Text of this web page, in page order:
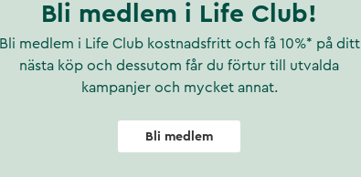
Bli medlem i Life Club!
Bli medlem i Life Club kostnadsfritt och få 10%* på ditt
nästa köp och dessutom får du förtur till utvalda
kampanjer och mycket annat.
Bli medlem